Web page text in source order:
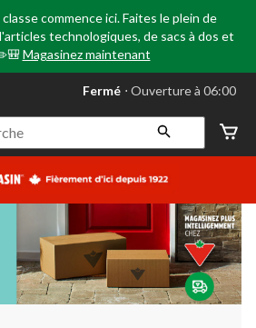
commence ici. Faites le plein de
technologiques, de sacs à dos et
Magasinez maintenant
votre
préféré
Leduc,
AB,
courament
Ouverture
à
06:00
cliquer
pour
changer
Fermé ⋅ Ouverture à 06:00